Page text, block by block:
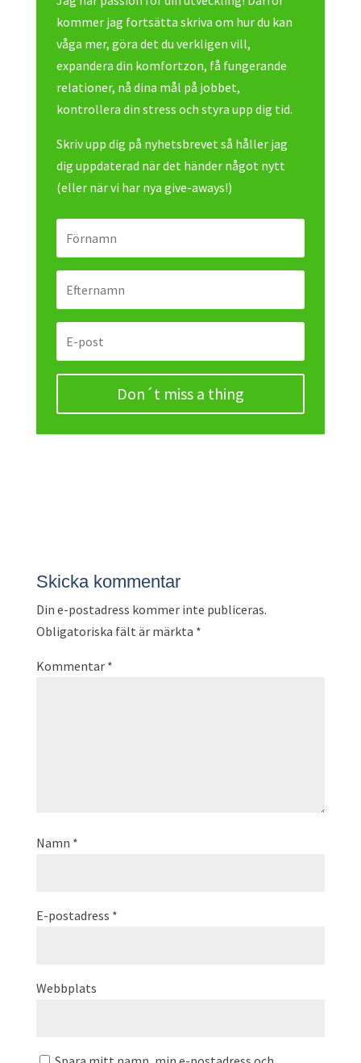
kommer jag fortsätta skriva om hur du kan
våga mer, göra det du verkligen vill,
expandera din komfortzon, få fungerande
relationer, nå dina mål på jobbet,
kontrollera din stress och styra upp dig tid.
Skriv upp dig på nyhetsbrevet så håller jag
dig uppdaterad när det händer något nytt
(eller när vi har nya give-aways!)
Don´t miss a thing
Skicka kommentar
Din e-postadress kommer inte publiceras.
Obligatoriska fält är märkta *
Kommentar *
Namn *
E-postadress *
Webbplats